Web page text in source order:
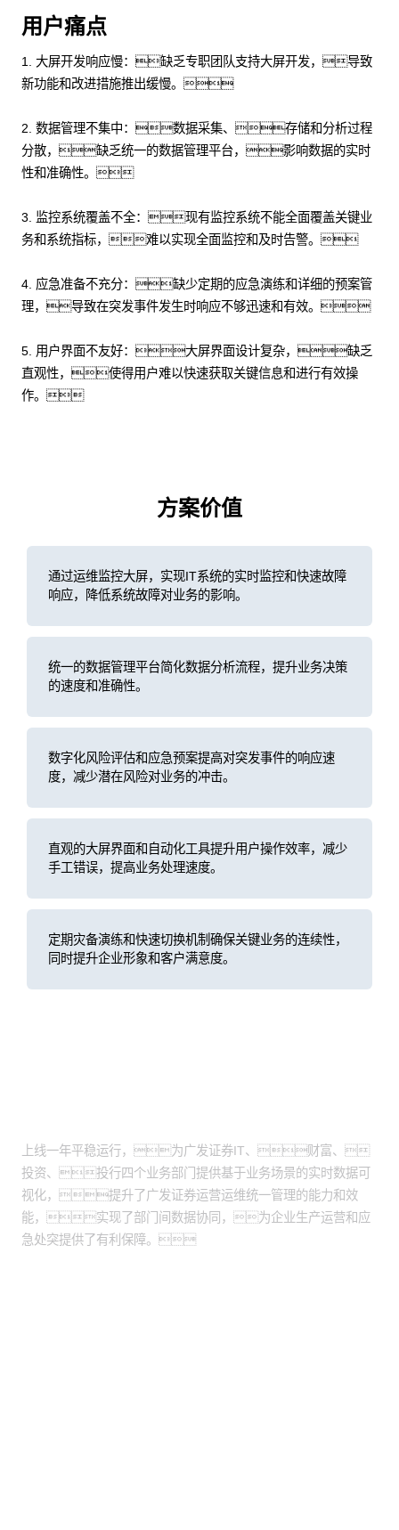
用户痛点
1. 大屏开发响应慢：缺乏专职团队支持大屏开发，导致
新功能和改进措施推出缓慢。
2. 数据管理不集中：数据采集、存储和分析过程
分散，缺乏统一的数据管理平台，影响数据的实时
性和准确性。
3. 监控系统覆盖不全：现有监控系统不能全面覆盖关键业
务和系统指标，难以实现全面监控和及时告警。
4. 应急准备不充分：缺少定期的应急演练和详细的预案管
理，导致在突发事件发生时响应不够迅速和有效。
5. 用户界面不友好：大屏界面设计复杂，缺乏
直观性，使得用户难以快速获取关键信息和进行有效操
作。
方案价值
通过运维监控大屏，实现IT系统的实时监控和快速故障
响应，降低系统故障对业务的影响。
统一的数据管理平台简化数据分析流程，提升业务决策
的速度和准确性。
数字化风险评估和应急预案提高对突发事件的响应速
度，减少潜在风险对业务的冲击。
直观的大屏界面和自动化工具提升用户操作效率，减少
手工错误，提高业务处理速度。
定期灾备演练和快速切换机制确保关键业务的连续性，
同时提升企业形象和客户满意度。
上线一年平稳运行，为广发证券IT、财富、
投资、投行四个业务部门提供基于业务场景的实时数据可
视化，提升了广发证券运营运维统一管理的能力和效
能，实现了部门间数据协同，为企业生产运营和应
急处突提供了有利保障。